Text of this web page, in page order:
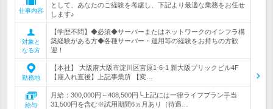
仕事内容
として、あなたのご経験を考慮し、下記より最適な業務をお任せ
します♪
対象と
なる方
【学歴不問】◆必須◆サーバーまたはネットワークのインフラ構
築経験がある方◆各種サーバー・運用等の経験をお持ちの方歓
迎！
勤務地
【本社】 大阪府大阪市淀川区宮原1-6-1 新大阪ブリックビル4F
【雇入れ直後】上記事業所 【変…
給与
月給：300,000円～408,500円└上記には一律ライフプラン手当
31,500円を含む※試用期間6ヵ月あり（待遇…